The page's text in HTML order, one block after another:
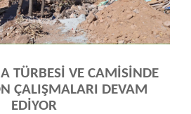
TÜRBESİ VE CAMİSİNDE
ÇALIŞMALARI DEVAM
EDİYOR